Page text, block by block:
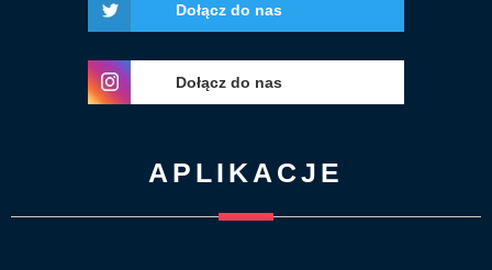
Dołącz do nas
Dołącz do nas
APLIKACJE